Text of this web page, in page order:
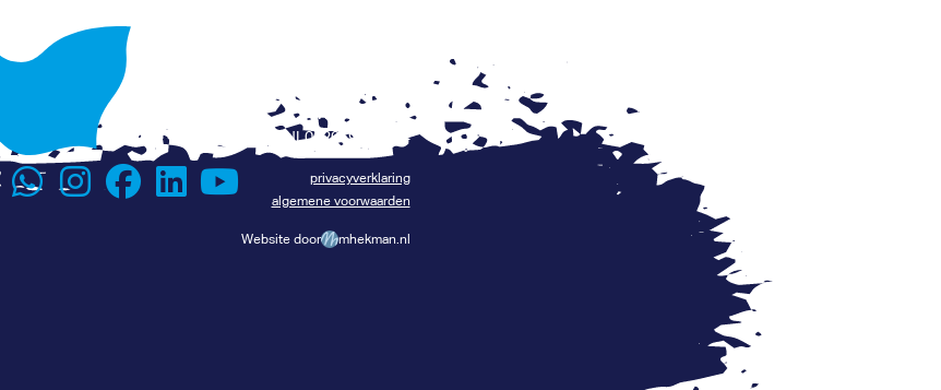
+31 6 116 075 96
info@renevalk.com
Lees het verhaal van René
KVK: 74539035
BTW: NL002069134B24
privacyverklaring
algemene voorwaarden
Website door mhekman.nl